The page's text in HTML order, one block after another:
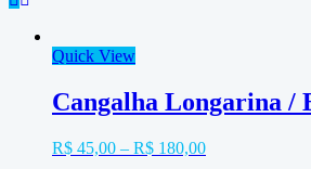
Quick View
Cangalha Longarina /
R$ 45,00 – R$ 180,00